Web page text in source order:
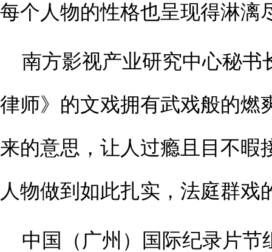
每个人物的性格也呈现得淋漓
南方影视产业研究中心秘书
律师》的文戏拥有武戏般的燃
来的意思，让人过瘾且目不暇
人物做到如此扎实，法庭群戏
中国（广州）国际纪录片节